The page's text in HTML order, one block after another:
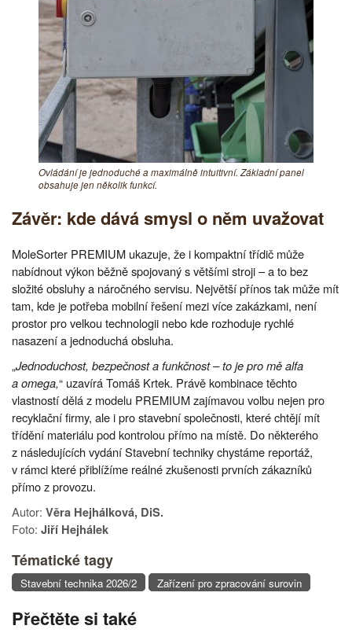
Ovládání je jednoduché a maximálně intuitivní. Základní panel
obsahuje jen několik funkcí.
Závěr: kde dává smysl o něm uvažovat
MoleSorter PREMIUM ukazuje, že i kompaktní třídič může
nabídnout výkon běžně spojovaný s většími stroji – a to bez
složité obsluhy a náročného servisu. Největší přínos tak může mít
tam, kde je potřeba mobilní řešení mezi více zakázkami, není
prostor pro velkou technologii nebo kde rozhoduje rychlé
nasazení a jednoduchá obsluha.
„Jednoduchost, bezpečnost a funkčnost – to je pro mě alfa
a omega,“ uzavírá Tomáš Krtek. Právě kombinace těchto
vlastností dělá z modelu PREMIUM zajímavou volbu nejen pro
recyklační firmy, ale i pro stavební společnosti, které chtějí mít
třídění materiálu pod kontrolou přímo na místě. Do některého
z následujících vydání Stavební techniky chystáme reportáž,
v rámci které přiblížíme reálné zkušenosti prvních zákazníků
přímo z provozu.
Autor: Věra Hejhálková, DiS.
Foto: Jiří Hejhálek
Tématické tagy
Stavební technika 2026/2 Zařízení pro zpracování surovin
Přečtěte si také